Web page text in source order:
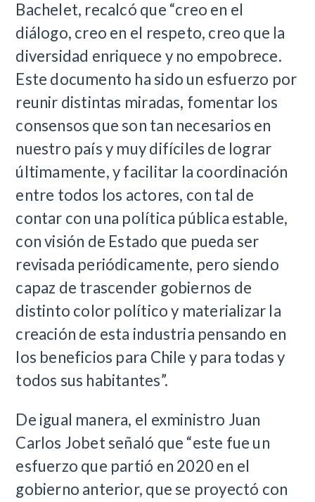
Bachelet, recalcó que “creo en el
diálogo, creo en el respeto, creo que la
diversidad enriquece y no empobrece.
Este documento ha sido un esfuerzo por
reunir distintas miradas, fomentar los
consensos que son tan necesarios en
nuestro país y muy difíciles de lograr
últimamente, y facilitar la coordinación
entre todos los actores, con tal de
contar con una política pública estable,
con visión de Estado que pueda ser
revisada periódicamente, pero siendo
capaz de trascender gobiernos de
distinto color político y materializar la
creación de esta industria pensando en
los beneficios para Chile y para todas y
todos sus habitantes”.
De igual manera, el exministro Juan
Carlos Jobet señaló que “este fue un
esfuerzo que partió en 2020 en el
gobierno anterior, que se proyectó con